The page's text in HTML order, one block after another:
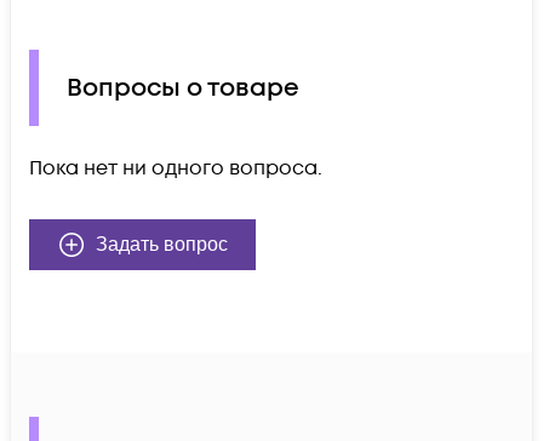
Вопросы о товаре
Пока нет ни одного вопроса.
Задать вопрос